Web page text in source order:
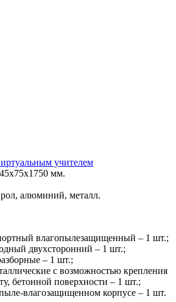
учителем
мм.
алюминий, металл.
влагопылезащищенный – 1 шт.;
двухсторонний – 1 шт.;
– 1 шт.;
с возможностью крепления
бетонной поверхности – 1 шт.;
влагозащищенном корпусе – 1 шт.